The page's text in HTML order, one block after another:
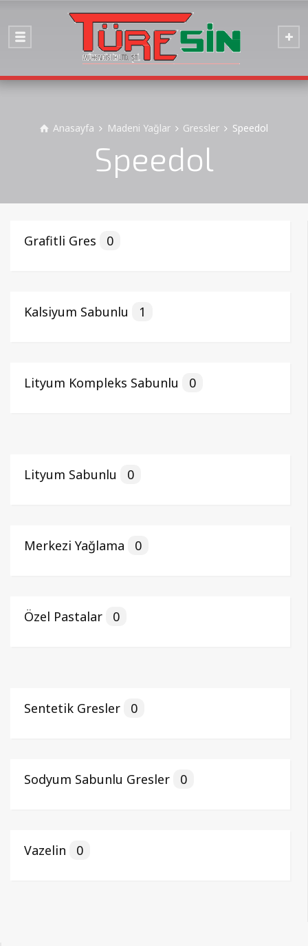
Anasayfa Madeni Yağlar Gressler Speedol
Speedol
Grafitli Gres 0
Kalsiyum Sabunlu 1
Lityum Kompleks Sabunlu 0
Lityum Sabunlu 0
Merkezi Yağlama 0
Özel Pastalar 0
Sentetik Gresler 0
Sodyum Sabunlu Gresler 0
Vazelin 0